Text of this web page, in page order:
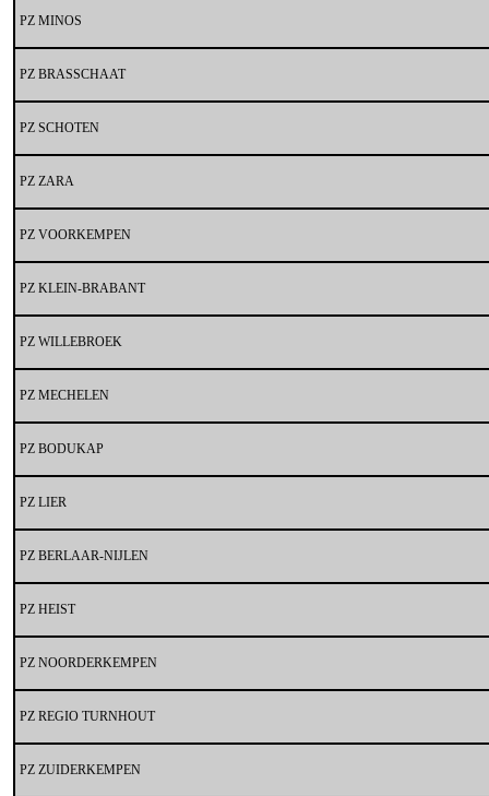
PZ MINOS
PZ BRASSCHAAT
PZ SCHOTEN
PZ ZARA
PZ VOORKEMPEN
PZ KLEIN-BRABANT
PZ WILLEBROEK
PZ MECHELEN
PZ BODUKAP
PZ LIER
PZ BERLAAR-NIJLEN
PZ HEIST
PZ NOORDERKEMPEN
PZ REGIO TURNHOUT
PZ ZUIDERKEMPEN